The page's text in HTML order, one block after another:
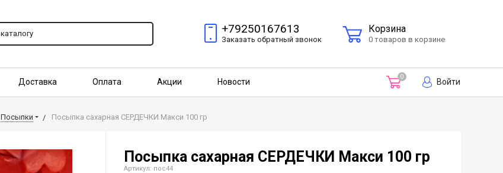
+79250167613
Заказать обратный звонок
Корзина
0 товаров в корзине
Доставка Оплата Акции Новости
0 Войти
Посыпки Посыпка сахарная СЕРДЕЧКИ Макси 100 гр
Посыпка сахарная СЕРДЕЧКИ Макси 100 гр
Артикул: пос44